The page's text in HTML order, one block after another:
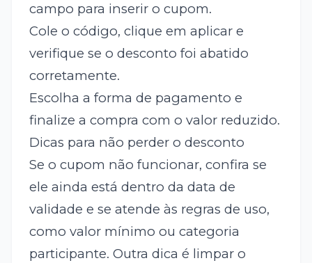
campo para inserir o cupom.
Cole o código, clique em aplicar e
verifique se o desconto foi abatido
corretamente.
Escolha a forma de pagamento e
finalize a compra com o valor reduzido.
Dicas para não perder o desconto
Se o cupom não funcionar, confira se
ele ainda está dentro da data de
validade e se atende às regras de uso,
como valor mínimo ou categoria
participante. Outra dica é limpar o